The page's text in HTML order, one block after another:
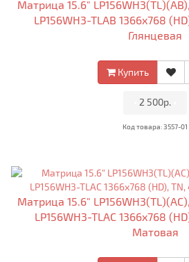
Матрица 15.6"
LP156WH3-TLAB 1366x768
Глянцевая
Купить
2 500р.
Код товара: 3557-01
Матрица 15.6"
LP156WH3-TLAC 1366x768
Матовая